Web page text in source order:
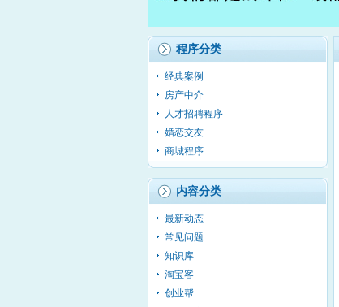
程序分类
经典案例
房产中介
人才招聘程序
婚恋交友
商城程序
内容分类
最新动态
常见问题
知识库
淘宝客
创业帮